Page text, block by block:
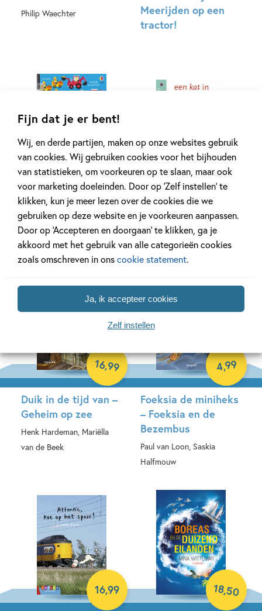
Fijn dat je er bent!
Wij, en derde partijen, maken op onze websites gebruik
van cookies. Wij gebruiken cookies voor het bijhouden
van statistieken, om voorkeuren op te slaan, maar ook
voor marketing doeleinden. Door op ‘Zelf instellen’ te
klikken, kun je meer lezen over de cookies die we
gebruiken op deze website en je voorkeuren aanpassen.
Door op ‘Accepteren en doorgaan’ te klikken, ga je
akkoord met het gebruik van alle categorieën cookies
zoals omschreven in onscookie statement.
Ja, ik accepteer cookies
Zelf instellen
Philip Waechter
Meerijden op een
tractor!
Uitwisboek 1 –
Vrachtwagens en
graafmachines
7,99
Paperback
Leren lezen AVI M3 –
een kat in de bus
Jolanda Horsten, Gertie
Jaquet
10,99
Hardcover
Duik in de tijd van –
Geheim op zee
Henk Hardeman, Mariëlla
van de Beek
16,99
Foeksia de miniheks
– Foeksia en de
Bezembus
Paul van Loon, Saskia
Halfmouw
4,99
16,99 18,50